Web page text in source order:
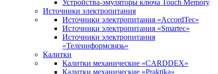
Устройства-эмуляторы ключа Touch Memory
Источники электропитания
Источники электропитания «AccordTec»
Источники электропитания «Smartec»
Источники электропитания
«Телеинформсвязь»
Калитки
Калитки механические «CARDDEX»
Калитки механические «Praktika»